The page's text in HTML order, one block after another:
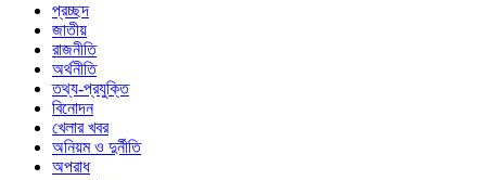
প্রচ্ছদ
জাতীয়
রাজনীতি
অর্থনীতি
তথ্য-প্রযুক্তি
বিনোদন
খেলার খবর
অনিয়ম ও দুর্নীতি
অপরাধ